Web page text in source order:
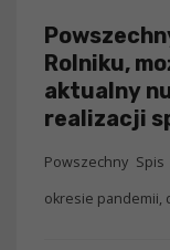
Rolniku,
aktualny
realizacji
Powszechny
okresie pandemii,